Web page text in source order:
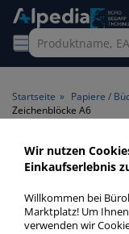
Startseite » Papiere /
Zeichenblöcke A6
A6
Zeichenblöcke A6
Wir nutzen
Einkaufserlebnis
Willkommen bei
Marktplatz! Um
verwenden wir